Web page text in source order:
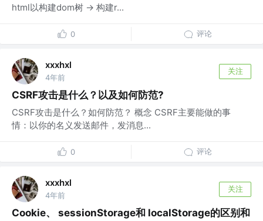
html以构建dom树 -> 构建r...
0 评论
xxxhxl
4年前
关注
CSRF攻击是什么？以及如何防范?
CSRF攻击是什么？如何防范？ 概念 CSRF主要能做的事
情：以你的名义发送邮件，发消息...
0 评论
xxxhxl
4年前
关注
Cookie、 sessionStorage和 localStorage的区别和